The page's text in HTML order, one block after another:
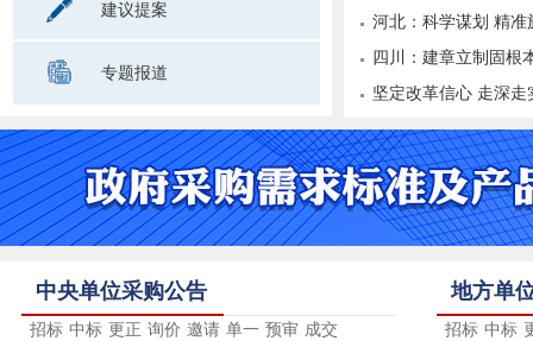
建议提案
专题报道
河北：科学谋划 精
四川：建章立制固根
坚定改革信心 走深
中央单位采购公告
招标 中标 更正 询价 邀请 单一 预审 成交
地方单
招标 中标